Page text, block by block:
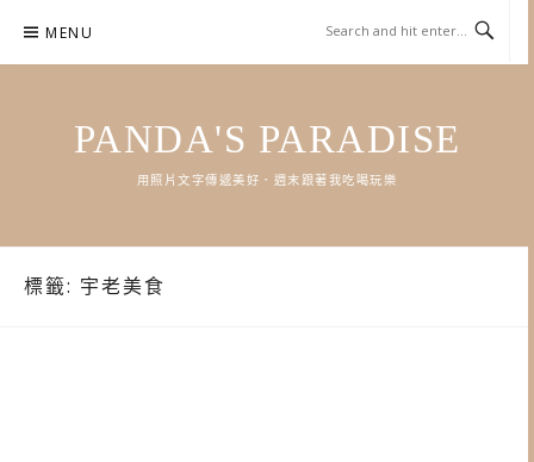
content
MENU
PANDA'S PARADISE
用照片文字傳遞美好．週末跟著我吃喝玩樂
標籤: 宇老美食